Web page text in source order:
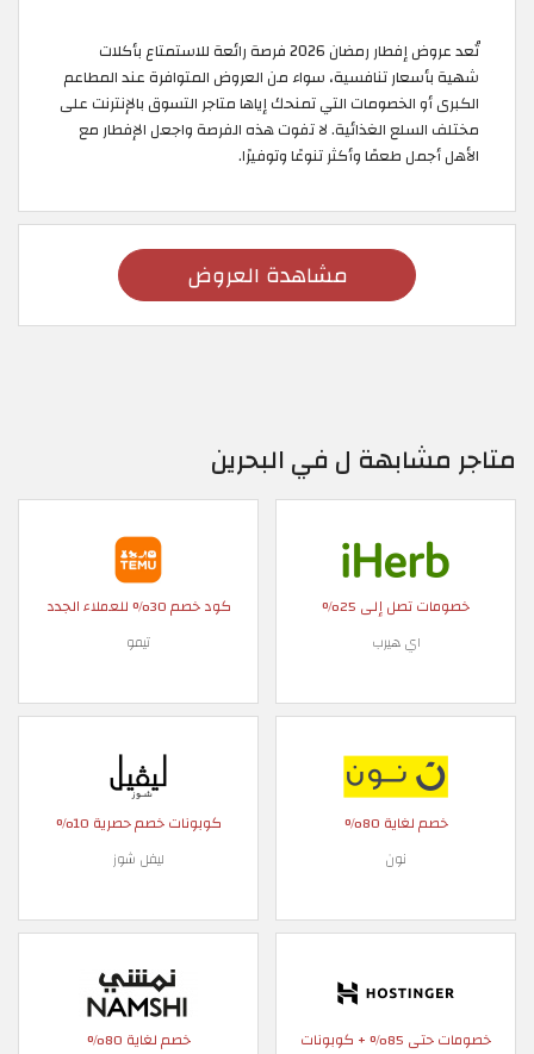
تُعد عروض إفطار رمضان 2026 فرصة رائعة للاستمتاع بأكلات
شهية بأسعار تنافسية، سواء من العروض المتوافرة عند المطاعم
الكبرى أو الخصومات التي تمنحك إياها متاجر التسوق بالإنترنت على
مختلف السلع الغذائية. لا تفوت هذه الفرصة واجعل الإفطار مع
الأهل أجمل طعمًا وأكثر تنوعًا وتوفيرًا.
مشاهدة العروض
متاجر مشابهة ل في البحرين
خصومات تصل إلى 25%
اي هيرب
كود خصم 30% للعملاء الجدد
تيمو
خصم لغاية 80%
نون
كوبونات خصم حصرية 10%
ليفل شوز
خصومات حتى 85% + كوبونات
خصم لغاية 80%